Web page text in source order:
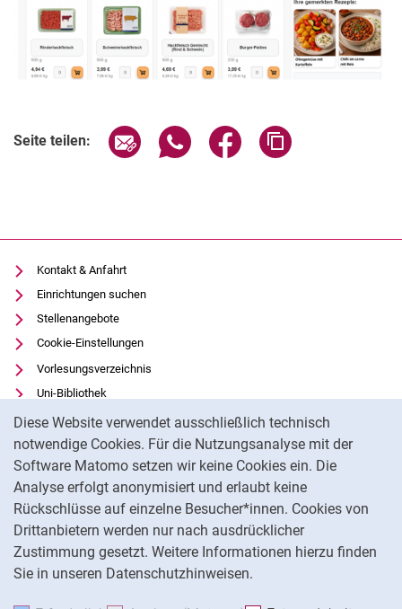
Diese Website verwendet ausschließlich technisch
notwendige Cookies. Für die Nutzungsanalyse mit der
Software Matomo setzen wir keine Cookies ein. Die
Analyse erfolgt anonymisiert und erlaubt keine
Rückschlüsse auf einzelne Besucher*innen. Cookies von
Drittanbietern werden nur nach ausdrücklicher
Zustimmung gesetzt. Weitere Informationen hierzu finden
Sie in unseren Datenschutzhinweisen.
Seite teilen: Seite über E-Mail teilen
Seite über WhatsApp teilen
Seite über Facebook
Kontakt & Anfahrt
Einrichtungen suchen
Stellenangebote
Cookie-Einstellungen
Vorlesungsverzeichnis
Uni-Bibliothek
Moodle
Panopto
Datenschutz
Barrierefreiheit
Transparenter KI-Einsatz